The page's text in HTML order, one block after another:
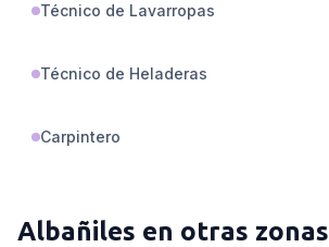
Técnico de Lavarropas
Técnico de Heladeras
Carpintero
Albañiles en otras zonas